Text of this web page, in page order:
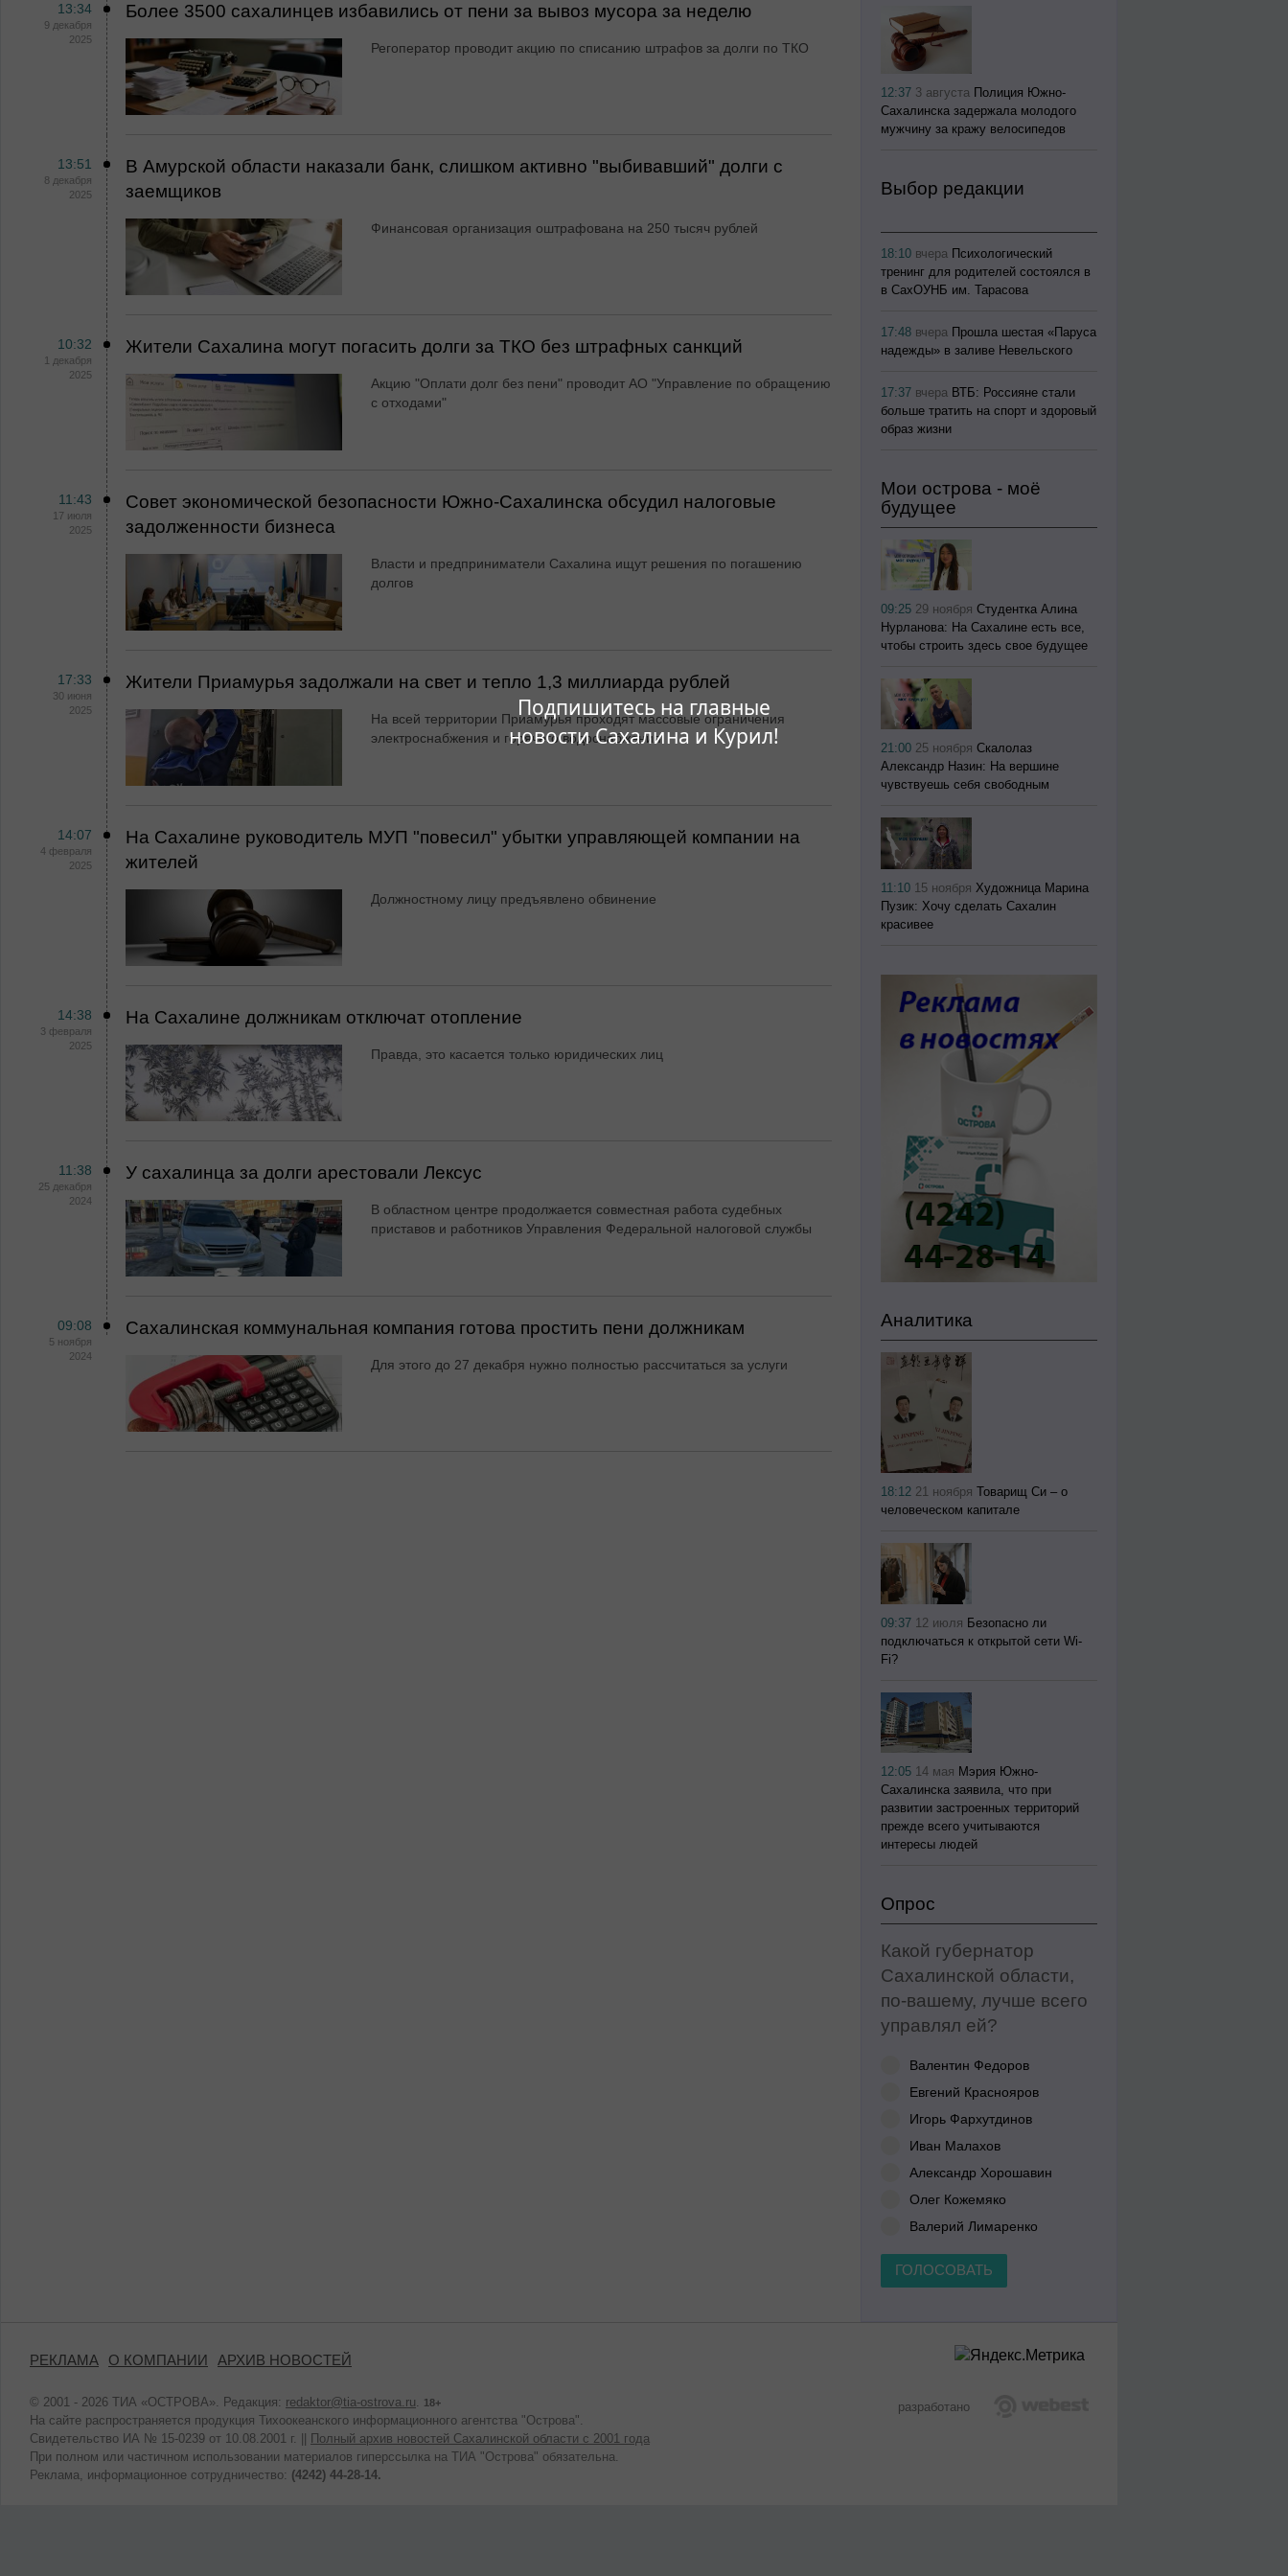
Подпишитесь на главные
новости Сахалина и Курил!
13:34
9 декабря
2025
Более 3500 сахалинцев избавились от пени за вывоз мусора за неделю
Регоператор проводит акцию по списанию штрафов за долги по ТКО
13:51
8 декабря
2025
В Амурской области наказали банк, слишком активно "выбивавший" долги с
заемщиков
Финансовая организация оштрафована на 250 тысяч рублей
10:32
1 декабря
2025
Жители Сахалина могут погасить долги за ТКО без штрафных санкций
Акцию "Оплати долг без пени" проводит АО "Управление по обращению
с отходами"
11:43
17 июля
2025
Совет экономической безопасности Южно-Сахалинска обсудил налоговые
задолженности бизнеса
Власти и предприниматели Сахалина ищут решения по погашению
долгов
17:33
30 июня
2025
Жители Приамурья задолжали на свет и тепло 1,3 миллиарда рублей
На всей территории Приамурья проходят массовые ограничения
электроснабжения и горячего водоснабжения
14:07
4 февраля
2025
На Сахалине руководитель МУП "повесил" убытки управляющей компании на
жителей
Должностному лицу предъявлено обвинение
14:38
3 февраля
2025
На Сахалине должникам отключат отопление
Правда, это касается только юридических лиц
11:38
25 декабря
2024
У сахалинца за долги арестовали Лексус
В областном центре продолжается совместная работа судебных
приставов и работников Управления Федеральной налоговой службы
09:08
5 ноября
2024
Сахалинская коммунальная компания готова простить пени должникам
Для этого до 27 декабря нужно полностью рассчитаться за услуги
12:37 3 августа Полиция Южно-
Сахалинска задержала молодого
мужчину за кражу велосипедов
Выбор редакции
18:10 вчера Психологический
тренинг для родителей состоялся в
в СахОУНБ им. Тарасова
17:48 вчера Прошла шестая «Паруса
надежды» в заливе Невельского
17:37 вчера ВТБ: Россияне стали
больше тратить на спорт и здоровый
образ жизни
Мои острова - моё
будущее
09:25 29 ноября Студентка Алина
Нурланова: На Сахалине есть все,
чтобы строить здесь свое будущее
21:00 25 ноября Скалолаз
Александр Назин: На вершине
чувствуешь себя свободным
11:10 15 ноября Художница Марина
Пузик: Хочу сделать Сахалин
красивее
Аналитика
18:12 21 ноября Товарищ Си – о
человеческом капитале
09:37 12 июля Безопасно ли
подключаться к открытой сети Wi-
Fi?
12:05 14 мая Мэрия Южно-
Сахалинска заявила, что при
развитии застроенных территорий
прежде всего учитываются
интересы людей
Опрос
Какой губернатор
Сахалинской области,
по-вашему, лучше всего
управлял ей?
Валентин Федоров
Евгений Краснояров
Игорь Фархутдинов
Иван Малахов
Александр Хорошавин
Олег Кожемяко
Валерий Лимаренко
ГОЛОСОВАТЬ
РЕКЛАМА О КОМПАНИИ АРХИВ НОВОСТЕЙ
© 2001 - 2026 ТИА «ОСТРОВА». Редакция: redaktor@tia-ostrova.ru 18+
На сайте распространяется продукция Тихоокеанского информационного агентства "Острова".
Свидетельство ИА № 15-0239 от 10.08.2001 г. ||
Полный архив новостей Сахалинской области с 2001 года
При полном или частичном использовании материалов гиперссылка на ТИА "Острова" обязательна.
Реклама, информационное сотрудничество: (4242) 44-28-14.
разработано